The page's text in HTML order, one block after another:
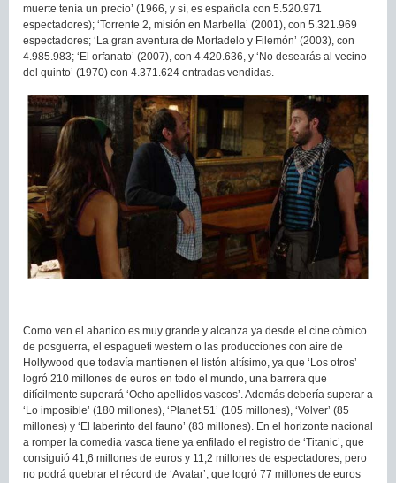
muerte tenía un precio’ (1966, y sí, es española con 5.520.971
espectadores); ‘Torrente 2, misión en Marbella’ (2001), con 5.321.969
espectadores; ‘La gran aventura de Mortadelo y Filemón’ (2003), con
4.985.983; ‘El orfanato’ (2007), con 4.420.636, y ‘No desearás al vecino
del quinto’ (1970) con 4.371.624 entradas vendidas.
Como ven el abanico es muy grande y alcanza ya desde el cine cómico
de posguerra, el espagueti western o las producciones con aire de
Hollywood que todavía mantienen el listón altísimo, ya que ‘Los otros’
logró 210 millones de euros en todo el mundo, una barrera que
difícilmente superará ‘Ocho apellidos vascos’. Además debería superar a
‘Lo imposible’ (180 millones), ‘Planet 51’ (105 millones), ‘Volver’ (85
millones) y ‘El laberinto del fauno’ (83 millones). En el horizonte nacional
a romper la comedia vasca tiene ya enfilado el registro de ‘Titanic’, que
consiguió 41,6 millones de euros y 11,2 millones de espectadores, pero
no podrá quebrar el récord de ‘Avatar’, que logró 77 millones de euros